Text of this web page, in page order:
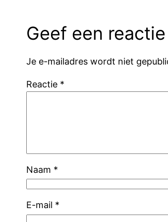
Geef een reactie
Je e-mailadres wordt niet
Reactie *
Naam *
E-mail *